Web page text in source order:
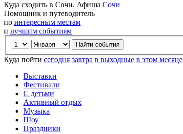
Куда сходить в Сочи. Афиша Сочи
Помощник и путеводитель
по интересным местам
и лучшим событиям
Куда пойти сегодня завтра в выходные в этом месяце
Выставки
Фестивали
С детьми
Активный отдых
Музыка
Шоу
Праздники